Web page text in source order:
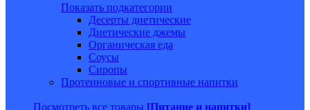
Показать подкатегории
Десерты диетические
Диетические джемы
Органическая еда
Соусы
Сиропы
Протеиновые и спортивные напитки
Посмотреть все товары [Питание и напитки]